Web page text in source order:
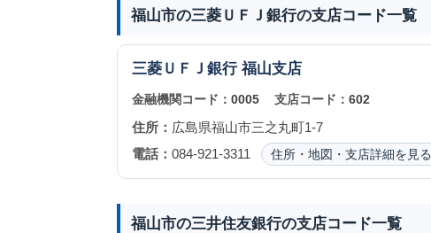
福山市の三菱ＵＦＪ銀行の支店コード一覧
三菱ＵＦＪ銀行 福山支店
金融機関コード： 0005 支店コード： 602
住所： 広島県福山市三之丸町1-7
電話： 084-921-3311 住所・地図・支店詳細を見る
福山市の三井住友銀行の支店コード一覧